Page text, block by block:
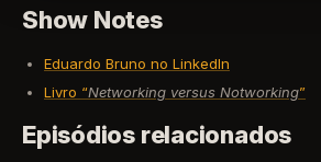
Show Notes
Eduardo Bruno no LinkedIn
Livro “Networking versus Notworking”
Episódios relacionados